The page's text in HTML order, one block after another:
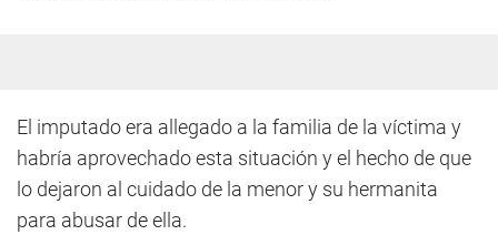
El imputado era allegado a la familia de la víctima y
habría aprovechado esta situación y el hecho de que
lo dejaron al cuidado de la menor y su hermanita
para abusar de ella.